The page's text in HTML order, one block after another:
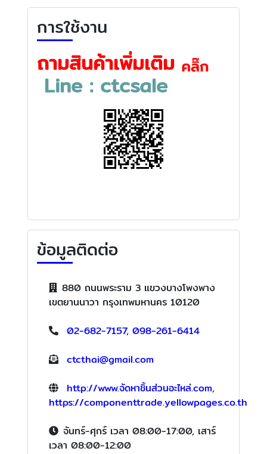
การใช้งาน
ถามสินค้าเพิ่มเติม
Line : ctcsale
ข้อมูลติดต่อ
880 ถนนพระราม 3 แขวงบางโพงพาง
เขตยานนาวา กรุงเทพมหานคร 10120
02-682-7157, 098-261-6414
ctcthai@gmail.com
http://www.จัดหาชิ้นส่วนอะไหล่.com,
https://componenttrade.yellowpages.co.th
จันทร์-ศุกร์ เวลา 08:00-17:00, เสาร์
เวลา 08:00-12:00